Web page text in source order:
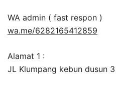
WA admin ( fast respon )
wa.me/6282165412859
Alamat 1 :
JL Klumpang kebun dusun